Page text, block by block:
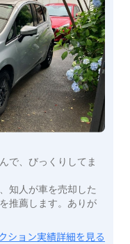
で、びっくりしてま
知人が車を売却した
推薦します。ありが
ション実績詳細を見る